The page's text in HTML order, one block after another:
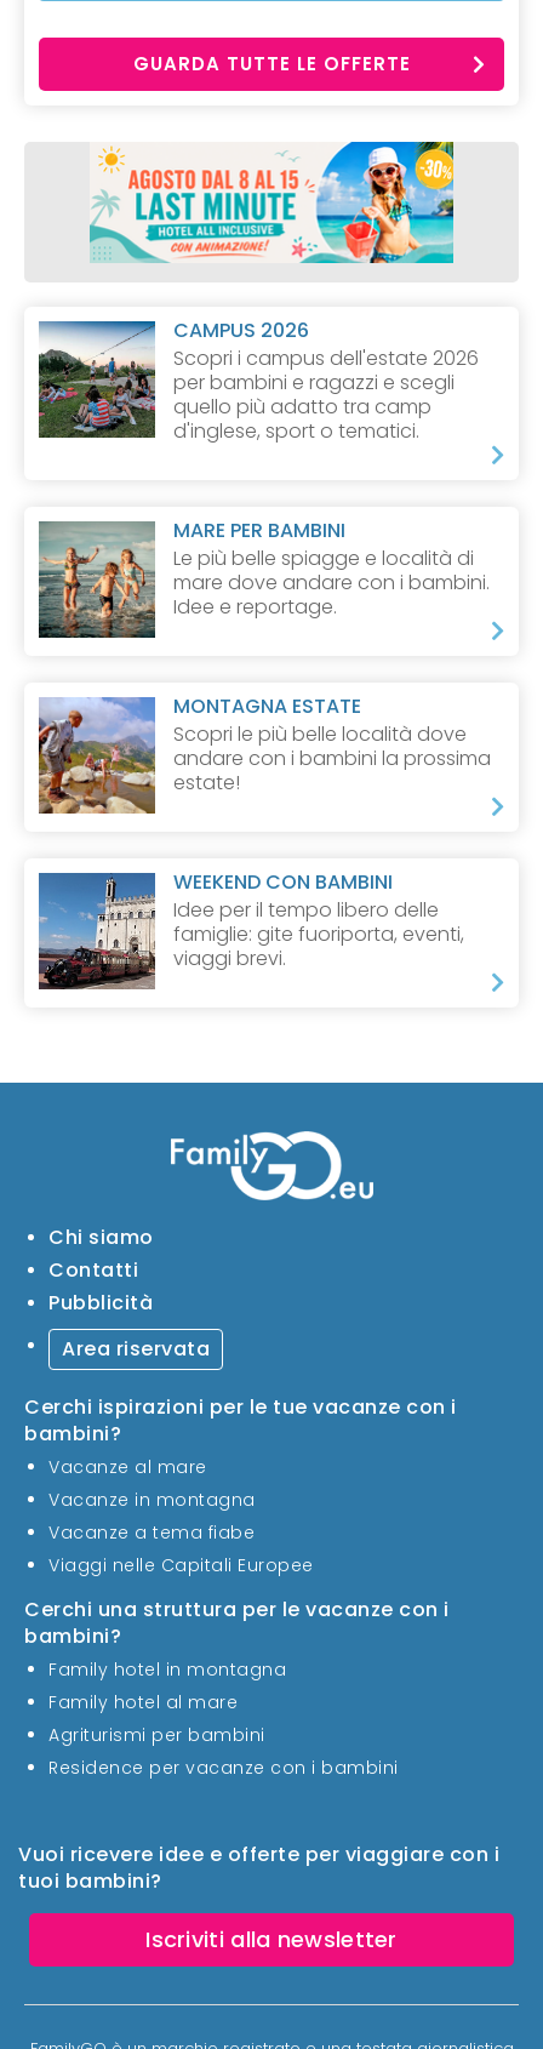
GUARDA TUTTE LE OFFERTE
CAMPUS 2026
Scopri i campus dell'estate 2026
per bambini e ragazzi e scegli
quello più adatto tra camp
d'inglese, sport o tematici.
MARE PER BAMBINI
Le più belle spiagge e località di
mare dove andare con i bambini.
Idee e reportage.
MONTAGNA ESTATE
Scopri le più belle località dove
andare con i bambini la prossima
estate!
WEEKEND CON BAMBINI
Idee per il tempo libero delle
famiglie: gite fuoriporta, eventi,
viaggi brevi.
Vuoi ricevere idee e offerte per viaggiare con i
tuoi bambini?
Iscriviti alla newsletter
Chi siamo
Contatti
Pubblicità
Area riservata
Cerchi ispirazioni per le tue vacanze con i
bambini?
Vacanze al mare
Vacanze in montagna
Vacanze a tema fiabe
Viaggi nelle Capitali Europee
Cerchi una struttura per le vacanze con i
bambini?
Family hotel in montagna
Family hotel al mare
Agriturismi per bambini
Residence per vacanze con i bambini